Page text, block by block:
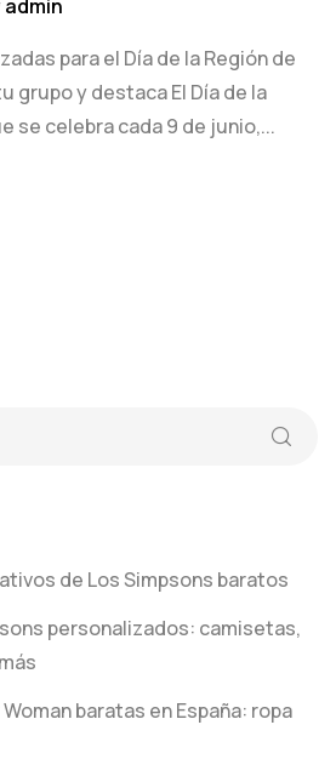
admin
para el Día de la Región de
grupo y destaca El Día de la
se celebra cada 9 de junio,...
de Los Simpsons baratos
personalizados: camisetas,
baratas en España: ropa